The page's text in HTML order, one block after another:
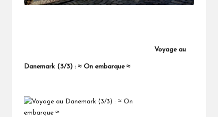
Voyage au
Danemark (3/3) : ≈ On embarque ≈